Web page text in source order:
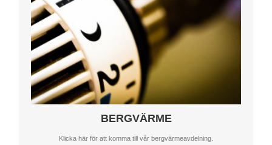
BERGVÄRME
Klicka här för att komma till vår bergvärmeavdelning.